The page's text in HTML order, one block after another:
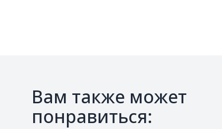
Вам также может
понравиться: